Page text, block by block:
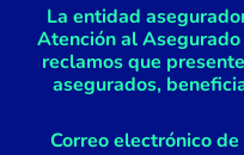
La entidad
Atención al
reclamos que
asegurados,
Correo electrónico